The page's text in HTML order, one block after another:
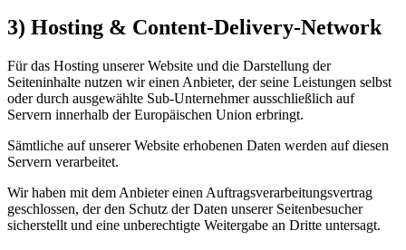
3) Hosting & Content-Delivery-Network
Für das Hosting unserer Website und die Darstellung der
Seiteninhalte nutzen wir einen Anbieter, der seine Leistungen selbst
oder durch ausgewählte Sub-Unternehmer ausschließlich auf
Servern innerhalb der Europäischen Union erbringt.
Sämtliche auf unserer Website erhobenen Daten werden auf diesen
Servern verarbeitet.
Wir haben mit dem Anbieter einen Auftragsverarbeitungsvertrag
geschlossen, der den Schutz der Daten unserer Seitenbesucher
sicherstellt und eine unberechtigte Weitergabe an Dritte untersagt.